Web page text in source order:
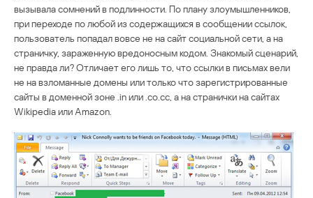
вызывала сомнений в подлинности. По плану злоумышленников,
при переходе по любой из содержащихся в сообщении ссылок,
пользователь попадал вовсе не на сайт социальной сети, а на
страничку, зараженную вредоносным кодом. Знакомый сценарий,
не правда ли? Отличает его лишь то, что ссылки в письмах вели
не на взломанные домены или только что зарегистрированные
сайты в доменной зоне .in или .co.cc, а на странички на сайтах
Wikipedia или Amazon.